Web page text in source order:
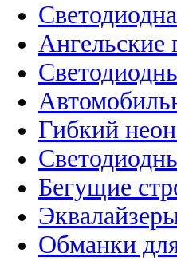
Ангельские
Гибкий
Бегущие
Обманки